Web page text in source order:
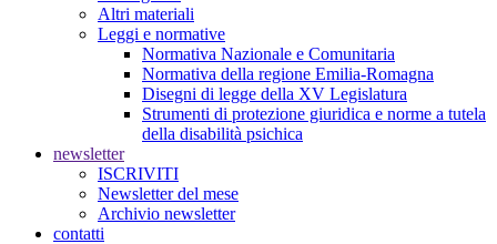
Altri materiali
Leggi e normative
Normativa Nazionale e Comunitaria
Normativa della regione Emilia-Romagna
Disegni di legge della XV Legislatura
Strumenti di protezione giuridica e norme a tutela
della disabilità psichica
newsletter
ISCRIVITI
Newsletter del mese
Archivio newsletter
contatti